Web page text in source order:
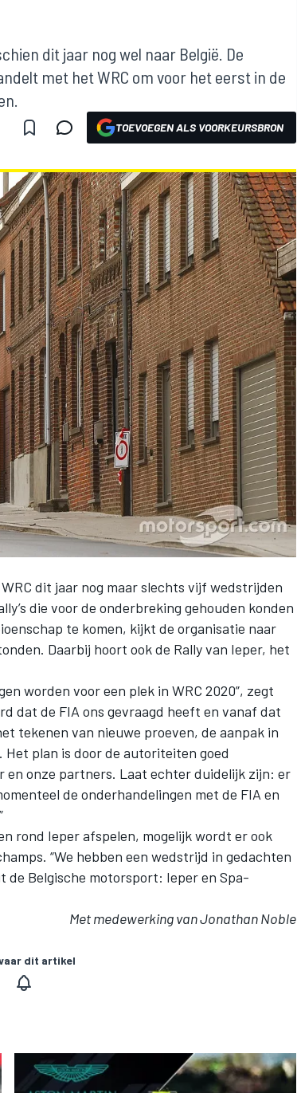
dit jaar nog wel naar België. De
met het WRC om voor het eerst in de
TOEVOEGEN ALS VOORKEURSBRON
WRC dit jaar nog maar slechts vijf wedstrijden
die voor de onderbreking gehouden konden
te komen, kijkt de organisatie naar
Daarbij hoort ook de Rally van Ieper, het
worden voor een plek in WRC 2020”, zegt
dat de FIA ons gevraagd heeft en vanaf dat
tekenen van nieuwe proeven, de aanpak in
plan is door de autoriteiten goed
onze partners. Laat echter duidelijk zijn: er
de onderhandelingen met de FIA en
rond Ieper afspelen, mogelijk wordt er ook
“We hebben een wedstrijd in gedachten
de Belgische motorsport: Ieper en Spa-
Met medewerking van Jonathan Noble
dit artikel